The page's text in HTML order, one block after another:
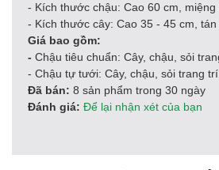
- Kích thước chậu: Cao 60 cm, miệng
- Kích thước cây: Cao 35 - 45 cm,
Giá bao gồm:
- Chậu tiêu chuẩn: Cây, chậu, sỏi
- Chậu tự tưới: Cây, chậu, sỏi trang
Đã bán: 8 sản phẩm trong 30 ngày
Đánh giá: Để lại nhận xét của bạn